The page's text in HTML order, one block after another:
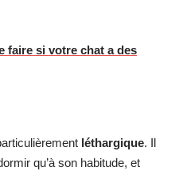
faire si votre chat a des
léthargique. Il
qu’à son habitude, et